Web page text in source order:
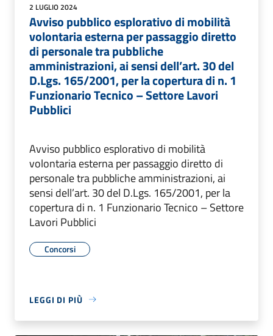
2 LUGLIO 2024
Avviso pubblico esplorativo di mobilità
volontaria esterna per passaggio diretto
di personale tra pubbliche
amministrazioni, ai sensi dell’art. 30 del
D.Lgs. 165/2001, per la copertura di n. 1
Funzionario Tecnico – Settore Lavori
Pubblici
Avviso pubblico esplorativo di mobilità
volontaria esterna per passaggio diretto di
personale tra pubbliche amministrazioni, ai
sensi dell’art. 30 del D.Lgs. 165/2001, per la
copertura di n. 1 Funzionario Tecnico – Settore
Lavori Pubblici
Concorsi
LEGGI DI PIÙ